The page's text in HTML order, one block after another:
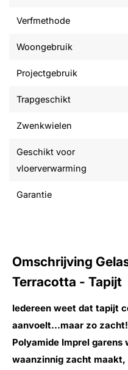
Verfmethode
Woongebruik
Projectgebruik
Trapgeschikt
Zwenkwielen
Geschikt voor
vloerverwarming
Garantie
Omschrijving
Terracotta - Tapijt
Iedereen weet dat tapijt
aanvoelt...maar zo
Polyamide Imprel
waanzinnig zacht